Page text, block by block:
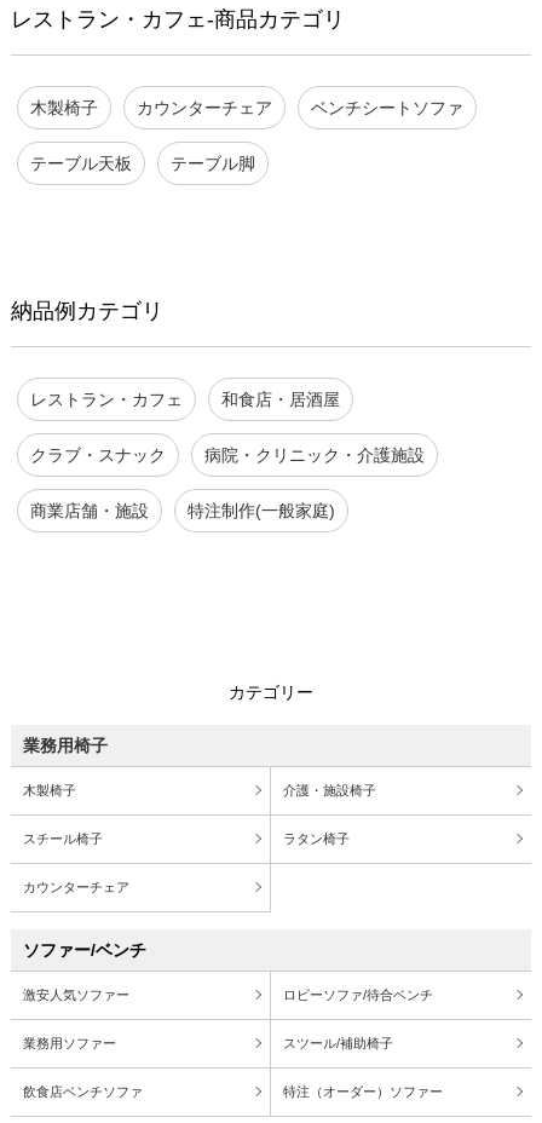
レストラン・カフェ-商品カテゴリ
木製椅子 カウンターチェア ベンチシートソファ
テーブル天板 テーブル脚
納品例カテゴリ
レストラン・カフェ 和食店・居酒屋
クラブ・スナック 病院・クリニック・介護施設
商業店舗・施設 特注制作(一般家庭)
カテゴリー
業務用椅子
木製椅子 介護・施設椅子
スチール椅子 ラタン椅子
カウンターチェア
ソファー/ベンチ
激安人気ソファー ロビーソファ/待合ベンチ
業務用ソファー スツール/補助椅子
飲食店ベンチソファ 特注（オーダー）ソファー